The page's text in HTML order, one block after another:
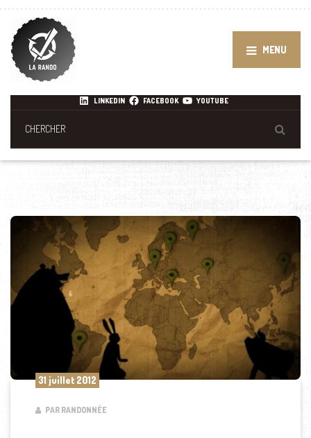
MENU
LINKEDIN FACEBOOK YOUTUBE
31 juillet 2012
PAR RANDONNÉE